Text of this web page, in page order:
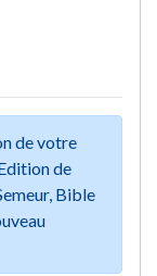
de votre
de
Bible